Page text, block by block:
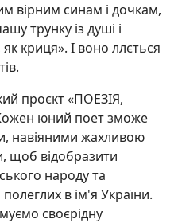
вірним синам і дочкам,
трунку із душі і
криця». І воно ллється
проєкт «ПОЕЗІЯ,
юний поет зможе
навіяними жахливою
щоб відобразити
народу та
в ім'я України.
своєрідну